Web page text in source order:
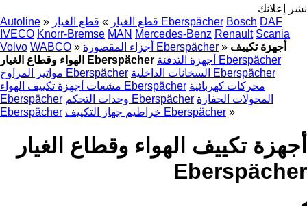
نشر إعلانك
Autoline » قطع الغيار » قطع الغيار Eberspächer Bosch DAF
IVECO Knorr-Bremse MAN Mercedes-Benz Renault Scania
Volvo WABCO » أجزاء المقصورة Eberspächer » أجهزة تكييف
الهواء وقطاع الغيار Eberspächer
أجهزة التدفئة Eberspächer
مواتير المراوح Eberspächer
السخانات الداخلية Eberspächer
مشعات أجهزة تكييف الهواء Eberspächer محركات كهربائية
Eberspächer
وحدات التحكم Eberspächer المحولات الحفازة
Eberspächer
خراطيم جهاز التكييف Eberspächer »
أجهزة تكييف الهواء وقطاع الغيار
Eberspächer